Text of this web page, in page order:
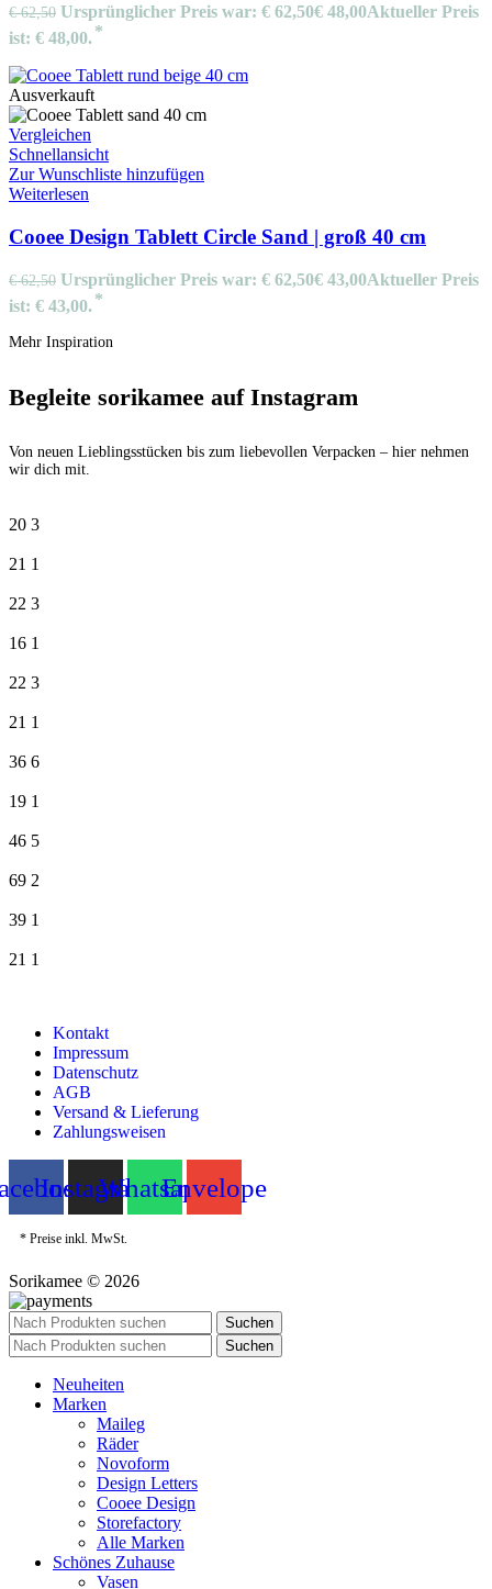
€62,50 Ursprünglicher Preis war: € 62,50€ 48,00Aktueller Preis
ist: € 48,00.
Ausverkauft
Vergleichen
Schnellansicht
Zur Wunschliste hinzufügen
Weiterlesen
Cooee Design Tablett Circle Sand | groß 40 cm
€62,50 Ursprünglicher Preis war: € 62,50€ 43,00Aktueller Preis
ist: € 43,00.
Mehr Inspiration
Begleite sorikamee auf Instagram
Von neuen Lieblingsstücken bis zum liebevollen Verpacken – hier nehmen
wir dich mit.
20 3
21 1
22 3
16 1
22 3
21 1
36 6
19 1
46 5
69 2
39 1
21 1
Kontakt
Impressum
Datenschutz
AGB
Versand & Lieferung
Zahlungsweisen
InstagramWhatsappEnvelope
* Preise inkl. MwSt.
Sorikamee © 2026
Suchen
Suchen
Neuheiten
Marken
Maileg
Räder
Novoform
Design Letters
Cooee Design
Storefactory
Alle Marken
Schönes Zuhause
Vasen